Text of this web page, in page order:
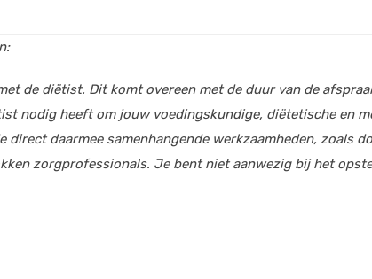
de diëtist. Dit komt overeen met de duur van de
nodig heeft om jouw voedingskundige, diëtetische en
direct daarmee samenhangende werkzaamheden, zoals
zorgprofessionals. Je bent niet aanwezig bij het